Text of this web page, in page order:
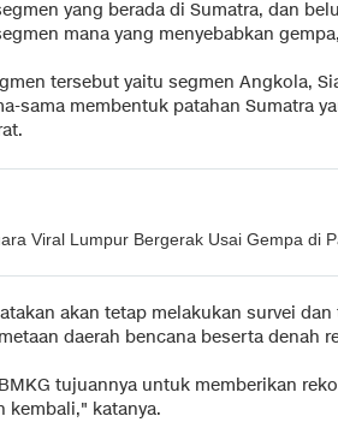
yang berada di Sumatra, dan
mana yang menyebabkan
tersebut yaitu segmen Angkola,
sama membentuk patahan Sumatra
Viral Lumpur Bergerak Usai Gempa di
akan tetap melakukan survei
daerah bencana beserta denah
tujuannya untuk memberikan
kembali," katanya.